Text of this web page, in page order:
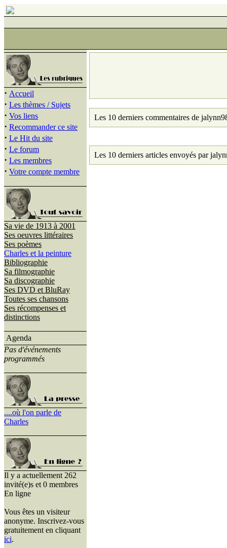
· Accueil
· Les thèmes / Sujets
· Vos liens
· Recommander ce site
· Le Hit du site
· Le forum
· Les membres
· Votre compte membre
Sa vie de 1913 à 2001
Ses oeuvres littéraires
Ses poèmes
Charles et la peinture
Bibliographie
Sa filmographie
Sa discographie
Ses DVD et BluRay
Toutes ses chansons
Ses récompenses et
distinctions
Agenda
Pas d'événements
programmés
....où l'on parle de
Charles
Il y a actuellement 262
invité(e)s et 0 membres
En ligne
Vous êtes un visiteur
anonyme. Inscrivez-vous
gratuitement en cliquant
ici.
Les 10 derniers commentaires de
Les 10 derniers articles envoyés par